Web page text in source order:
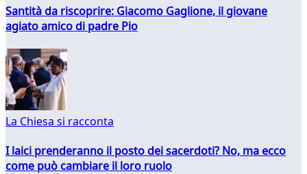
Santità da riscoprire: Giacomo Gaglione, il giovane
agiato amico di padre Pio
La Chiesa si racconta
I laici prenderanno il posto dei sacerdoti? No, ma ecco
come può cambiare il loro ruolo